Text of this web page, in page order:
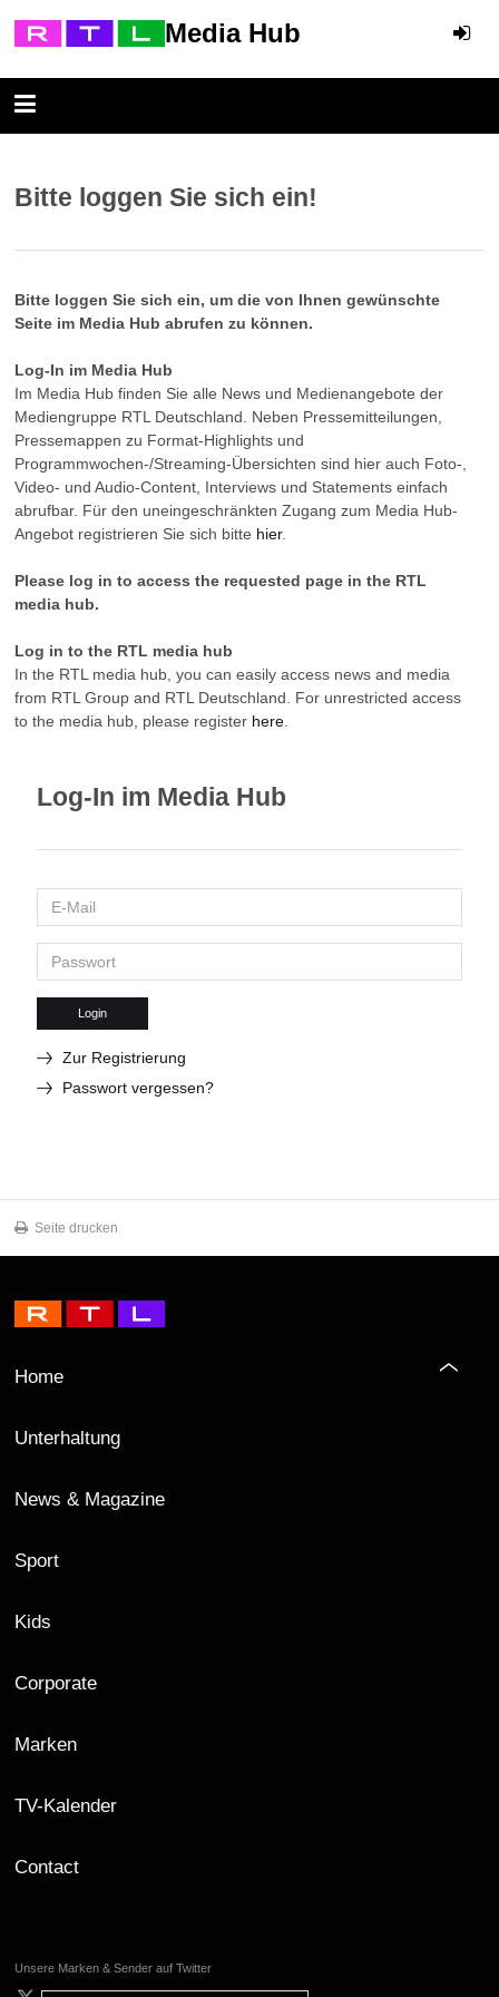
Media Hub
Bitte loggen Sie sich ein!
Bitte loggen Sie sich ein, um die von Ihnen gewünschte
Seite im Media Hub abrufen zu können.
Log-In im Media Hub
Im Media Hub finden Sie alle News und Medienangebote der
Mediengruppe RTL Deutschland. Neben Pressemitteilungen,
Pressemappen zu Format-Highlights und
Programmwochen-/Streaming-Übersichten sind hier auch Foto-,
Video- und Audio-Content, Interviews und Statements einfach
abrufbar. Für den uneingeschränkten Zugang zum Media Hub-
Angebot registrieren Sie sich bitte hier.
Please log in to access the requested page in the RTL
media hub.
Log in to the RTL media hub
In the RTL media hub, you can easily access news and media
from RTL Group and RTL Deutschland. For unrestricted access
to the media hub, please register here
Log-In im Media Hub
Login
Zur Registrierung
Passwort vergessen?
Seite drucken
Home
Unterhaltung
News & Magazine
Sport
Kids
Corporate
Marken
TV-Kalender
Contact
Unsere Marken & Sender auf Twitter